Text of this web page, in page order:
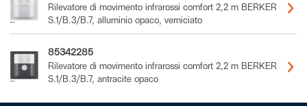
Rilevatore di movimento infrarossi comfort 2,2 m BERKER
S.1/B.3/B.7, alluminio opaco, verniciato
85342285
Rilevatore di movimento infrarossi comfort 2,2 m BERKER
S.1/B.3/B.7, antracite opaco